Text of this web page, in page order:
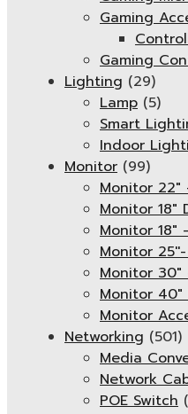
Gaming
Gaming
Lighting (29)
Lamp (5)
Smart
Indoor
Monitor (99)
Monitor 22"
Monitor 18"
Monitor 18″
Monitor
Monitor 30"
Monitor 40"
Monitor
Networking (501)
Media
Network
POE Switch